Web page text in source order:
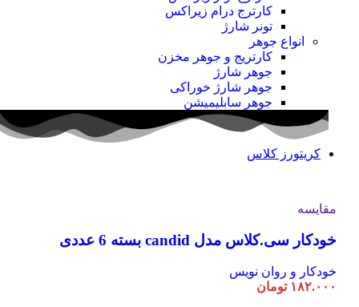
کارترج درام زیراکس
تونر شارژ
انواع جوهر
کارتریج و جوهر مخزن
جوهر شارژ
جوهر شارژ خوراکی
جوهر سابلیمیشن
کریتورز کلاس
مقایسه
خودکار سی.کلاس مدل candid بسته 6 عددی
خودکار و روان نویس
۱۸۲.۰۰۰ تومان